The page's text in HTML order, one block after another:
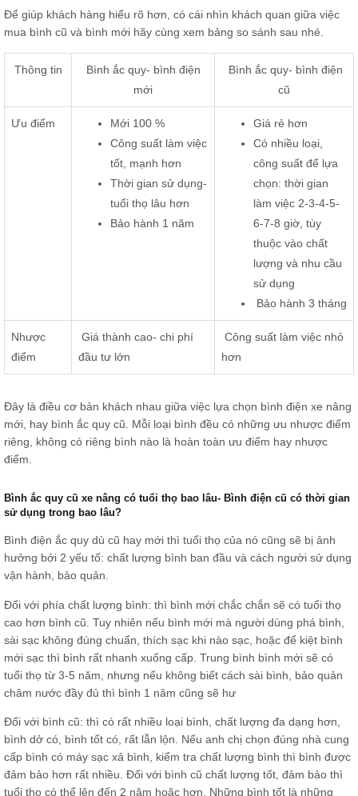
Để giúp khách hàng hiểu rõ hơn, có cái nhìn khách quan giữa việc
mua bình cũ và bình mới hãy cùng xem bảng so sánh sau nhé.
Thông tin
Bình ắc quy- bình điện
mới
Bình ắc quy- bình điện
cũ
Ưu điểm
Mới 100 %
Công suất làm việc
tốt, mạnh hơn
Thời gian sử dụng-
tuổi thọ lâu hơn
Bảo hành 1 năm
Giá rẻ hơn
Có nhiều loại,
công suất để lựa
chọn: thời gian
làm việc 2-3-4-5-
6-7-8 giờ, tùy
thuộc vào chất
lượng và nhu cầu
sử dụng
Bảo hành 3 tháng
Nhược
điểm
Giá thành cao- chi phí
đầu tư lớn
Công suất làm việc nhỏ
hơn
Đây là điều cơ bản khách nhau giữa việc lựa chọn bình điện xe nâng
mới, hay bình ắc quy cũ. Mỗi loại bình đều có những ưu nhược điểm
riêng, không có riêng bình nào là hoàn toàn ưu điểm hay nhược
điểm.
Bình ắc quy cũ xe nâng có tuổi thọ bao lâu- Bình điện cũ có thời gian
sử dụng trong bao lâu?
Bình điện ắc quy dù cũ hay mới thì tuổi thọ của nó cũng sẽ bị ảnh
hưởng bởi 2 yếu tố: chất lượng bình ban đầu và cách người sử dụng
vận hành, bảo quản.
Đối với phía chất lượng bình: thì bình mới chắc chắn sẽ có tuổi thọ
cao hơn bình cũ. Tuy nhiên nếu bình mới mà người dùng phá bình,
sài sạc không đúng chuẩn, thích sạc khi nào sạc, hoặc để kiệt bình
mới sạc thì bình rất nhanh xuống cấp. Trung bình bình mới sẽ có
tuổi thọ từ 3-5 năm, nhưng nếu không biết cách sài bình, bảo quản
châm nước đầy đủ thì bình 1 năm cũng sẽ hư
Đối với bình cũ: thì có rất nhiều loại bình, chất lượng đa dạng hơn,
bình dở có, bình tốt có, rất lẫn lộn. Nếu anh chị chọn đúng nhà cung
cấp bình có máy sạc xả bình, kiểm tra chất lượng bình thì bình được
đảm bảo hơn rất nhiều. Đối với bình cũ chất lượng tốt, đảm bảo thì
tuổi thọ có thể lên đến 2 năm hoặc hơn. Những bình tốt là những